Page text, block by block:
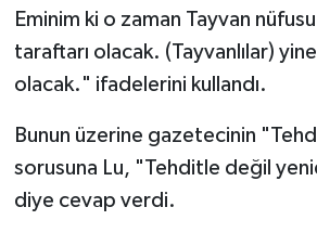
Eminim ki o zaman Tayvan
taraftarı olacak. (Tayvanlılar)
olacak." ifadelerini kullandı.
Bunun üzerine gazetecinin
sorusuna Lu, "Tehditle değil
diye cevap verdi.